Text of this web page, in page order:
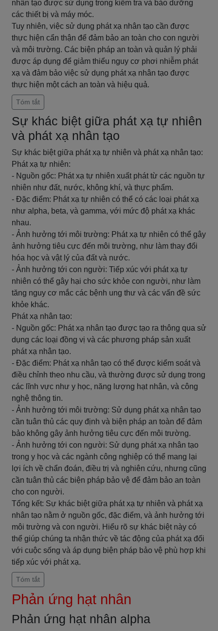
nhân tạo được sử dụng trong kiểm tra và bảo dưỡng
các thiết bị và máy móc.
Tuy nhiên, việc sử dụng phát xạ nhân tạo cần được
thực hiện cẩn thận để đảm bảo an toàn cho con người
và môi trường. Các biện pháp an toàn và quản lý phải
được áp dụng để giảm thiểu nguy cơ phơi nhiễm phát
xạ và đảm bảo việc sử dụng phát xạ nhân tạo được
thực hiện một cách an toàn và hiệu quả.
Tóm tắt
Sự khác biệt giữa phát xạ tự nhiên
và phát xạ nhân tạo
Sự khác biệt giữa phát xạ tự nhiên và phát xạ nhân tạo:
Phát xạ tự nhiên:
- Nguồn gốc: Phát xạ tự nhiên xuất phát từ các nguồn tự
nhiên như đất, nước, không khí, và thực phẩm.
- Đặc điểm: Phát xạ tự nhiên có thể có các loại phát xạ
như alpha, beta, và gamma, với mức độ phát xạ khác
nhau.
- Ảnh hưởng tới môi trường: Phát xạ tự nhiên có thể gây
ảnh hưởng tiêu cực đến môi trường, như làm thay đổi
hóa học và vật lý của đất và nước.
- Ảnh hưởng tới con người: Tiếp xúc với phát xạ tự
nhiên có thể gây hại cho sức khỏe con người, như làm
tăng nguy cơ mắc các bệnh ung thư và các vấn đề sức
khỏe khác.
Phát xạ nhân tạo:
- Nguồn gốc: Phát xạ nhân tạo được tạo ra thông qua sử
dụng các loại đồng vị và các phương pháp sản xuất
phát xạ nhân tạo.
- Đặc điểm: Phát xạ nhân tạo có thể được kiểm soát và
điều chỉnh theo nhu cầu, và thường được sử dụng trong
các lĩnh vực như y học, năng lượng hạt nhân, và công
nghệ thông tin.
- Ảnh hưởng tới môi trường: Sử dụng phát xạ nhân tạo
cần tuân thủ các quy định và biện pháp an toàn để đảm
bảo không gây ảnh hưởng tiêu cực đến môi trường.
- Ảnh hưởng tới con người: Sử dụng phát xạ nhân tạo
trong y học và các ngành công nghiệp có thể mang lại
lợi ích về chẩn đoán, điều trị và nghiên cứu, nhưng cũng
cần tuân thủ các biện pháp bảo vệ để đảm bảo an toàn
cho con người.
Tổng kết: Sự khác biệt giữa phát xạ tự nhiên và phát xạ
nhân tạo nằm ở nguồn gốc, đặc điểm, và ảnh hưởng tới
môi trường và con người. Hiểu rõ sự khác biệt này có
thể giúp chúng ta nhận thức về tác động của phát xạ đối
với cuộc sống và áp dụng biện pháp bảo vệ phù hợp khi
tiếp xúc với phát xạ.
Tóm tắt
Phản ứng hạt nhân
Phản ứng hạt nhân alpha